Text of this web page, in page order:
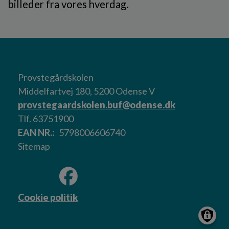
billeder fra vores hverdag.
Provstegårdskolen
Middelfartvej 180, 5200 Odense V
provstegaardskolen.buf@odense.dk
Tlf. 63751900
EAN NR.
5798006606740
Sitemap
Cookie politik